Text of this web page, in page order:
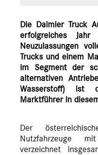
Die Daimler Truck
erfolgreiches
Neuzulassungen
Trucks und einem
im Segment der
alternativen
Wasserstoff) ist
Marktführer in
Der
Nutzfahrzeuge
verzeichnet